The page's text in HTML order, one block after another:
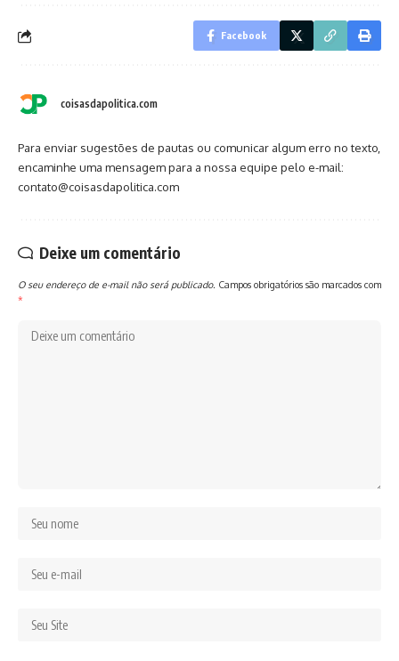
Facebook
coisasdapolitica.com
Para enviar sugestões de pautas ou comunicar algum erro no texto,
encaminhe uma mensagem para a nossa equipe pelo e-mail:
contato@coisasdapolitica.com
Deixe um comentário
O seu endereço de e-mail não será publicado. Campos obrigatórios são marcados com
*